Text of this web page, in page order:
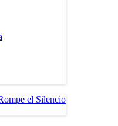
el Silencio